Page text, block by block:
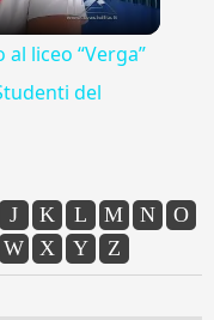
liceo “Verga”
del
J K L M N
O
W X Y Z